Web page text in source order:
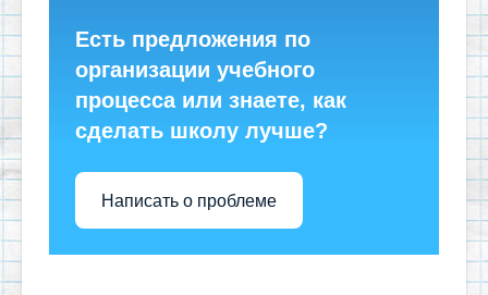
Есть предложения по
организации учебного
процесса или знаете, как
сделать школу лучше?
Написать о проблеме